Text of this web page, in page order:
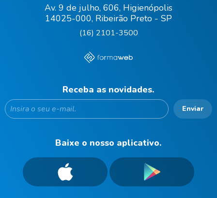
Av. 9 de julho, 606, Higienópolis
14025-000, Ribeirão Preto - SP
(16) 2101-3500
Receba as novidades.
Enviar
Baixe o nosso aplicativo.